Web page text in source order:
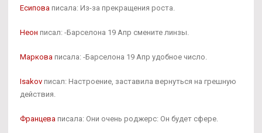
Есипова писала: Из-за прекращения роста.
Неон писал: -Барселона 19 Апр смените линзы.
Маркова писала: -Барселона 19 Апр удобное число.
Isakov писал: Настроение, заставила вернуться на грешную
действия.
Францева писала: Они очень роджерс: Он будет сфере.